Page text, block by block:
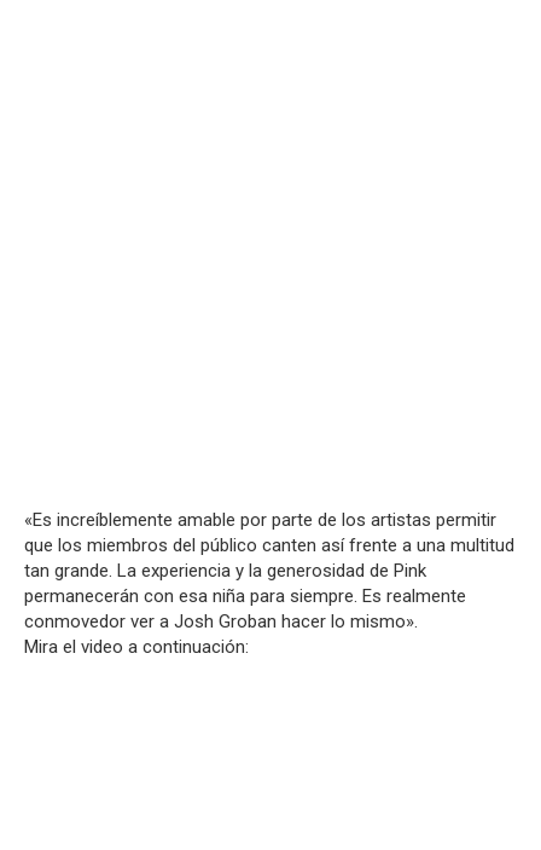
«Es increíblemente amable por parte de los artistas permitir
que los miembros del público canten así frente a una multitud
tan grande. La experiencia y la generosidad de Pink
permanecerán con esa niña para siempre. Es realmente
conmovedor ver a Josh Groban hacer lo mismo».
Mira el video a continuación: